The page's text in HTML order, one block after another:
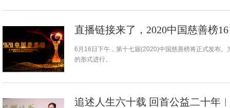
直播链接来了，2020中国慈善榜
6月16日下午，第十七届(2020)中国慈善榜将正式发布
的形式进行。
追述人生六十载 回首公益二十年